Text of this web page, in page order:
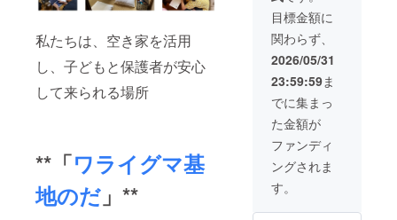
私たちは、空き家を活用
し、子どもと保護者が安心
して来られる場所
**「ワライグマ基
地のだ 」**
・HPの
お名前
掲載に
リンク
をつけ
る場合
は、
メッ
セージ
にてお
願いい
たしま
時、必
目標金額に
関わらず、
2026/05/31
23:59:59ま
でに集まっ
た金額が
ファンディ
ングされま
す。